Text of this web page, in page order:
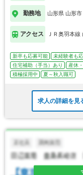
勤務地 山形県 山形市
アクセス ＪＲ奥羽本線
新卒も応募可能 未経験者も
住宅補助（手当）あり
産休
積極採用中
夏～秋入職可
求人の詳細を見